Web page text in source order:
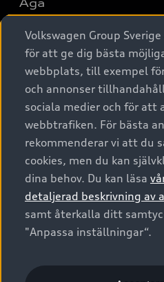
A6 modellerna
SUV
Avant
Audi Sport
Privaterbjudanden
Privatleasing
Nya bilar i lager
Begagnade bilar i lager
Audi approved :plus - så gott
Finansiering
Audi exclusive
Provkörning
Äga
Service & tillbehör
Audi digital services
Originaltillbehör - köp online
Garantier
Försäkring
Digitala manualer för din
Audi Collection –
Vanliga frågor
2G/3G nätet stängs ned -
Tjänstebil
Tjänstebil
Business lease online
Företagsleasing
Om Audi Sverige
Kontakta oss
Audi Återförsäljare/-
myAudi
Pressmeddelanden
Nyhetsbrev
© 2026 AUDI SVERIGE. All
Utgivare Juridiskt
Juridiskt
Juridiskt Audi Digital Giveaway
Anpassa inställningar för
Volkswagen Group
för att ge dig bästa
webbplats, till exempel
och annonser
sociala medier och för att
webbtrafiken. För bästa
rekommenderar vi att du
cookies, men du kan
dina behov. Du kan läsa
detaljerad beskrivning av
samt återkalla ditt
"Anpassa inställningar“.